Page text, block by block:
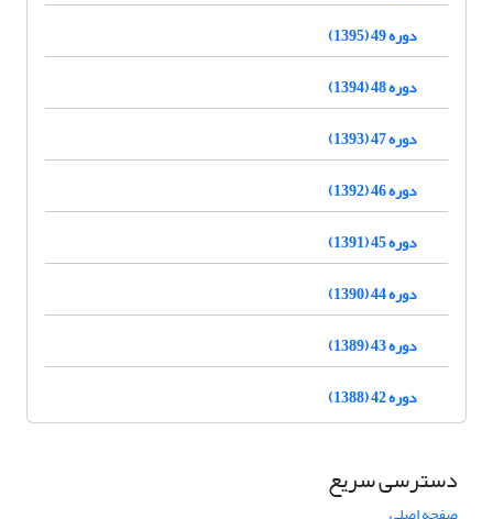
دوره 49 (1395)
دوره 48 (1394)
دوره 47 (1393)
دوره 46 (1392)
دوره 45 (1391)
دوره 44 (1390)
دوره 43 (1389)
دوره 42 (1388)
دسترسی سریع